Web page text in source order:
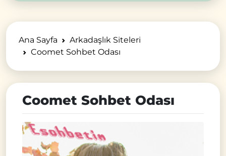
Ana Sayfa
Arkadaşlık Siteleri
Coomet Sohbet Odası
Coomet Sohbet Odası